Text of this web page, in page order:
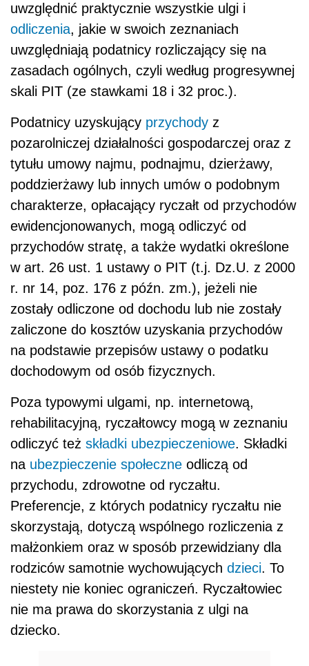
uwzględnić praktycznie wszystkie ulgi i
odliczenia, jakie w swoich zeznaniach
uwzględniają podatnicy rozliczający się na
zasadach ogólnych, czyli według progresywnej
skali PIT (ze stawkami 18 i 32 proc.).
Podatnicy uzyskujący przychody z
pozarolniczej działalności gospodarczej oraz z
tytułu umowy najmu, podnajmu, dzierżawy,
poddzierżawy lub innych umów o podobnym
charakterze, opłacający ryczałt od przychodów
ewidencjonowanych, mogą odliczyć od
przychodów stratę, a także wydatki określone
w art. 26 ust. 1 ustawy o PIT (t.j. Dz.U. z 2000
r. nr 14, poz. 176 z późn. zm.), jeżeli nie
zostały odliczone od dochodu lub nie zostały
zaliczone do kosztów uzyskania przychodów
na podstawie przepisów ustawy o podatku
dochodowym od osób fizycznych.
Poza typowymi ulgami, np. internetową,
rehabilitacyjną, ryczałtowcy mogą w zeznaniu
odliczyć też składki ubezpieczeniowe. Składki
na ubezpieczenie społeczne odliczą od
przychodu, zdrowotne od ryczałtu.
Preferencje, z których podatnicy ryczałtu nie
skorzystają, dotyczą wspólnego rozliczenia z
małżonkiem oraz w sposób przewidziany dla
rodziców samotnie wychowujących dzieci. To
niestety nie koniec ograniczeń. Ryczałtowiec
nie ma prawa do skorzystania z ulgi na
dziecko.